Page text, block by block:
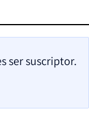
ser suscriptor.